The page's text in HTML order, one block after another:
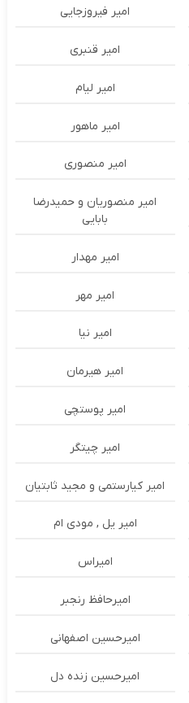
امیر فیروزجایی
امیر قنبری
امیر لیام
امیر ماهور
امیر منصوری
امیر منصوریان و حمیدرضا
بابایی
امیر مهدار
امیر مهر
امیر نیا
امیر هیرمان
امیر پوستچی
امیر چیتگر
امیر کیارستمی و مجید ثابتیان
امیر یل , مودی ام
امیراس
امیرحافظ رنجبر
امیرحسین اصفهانی
امیرحسین زنده دل